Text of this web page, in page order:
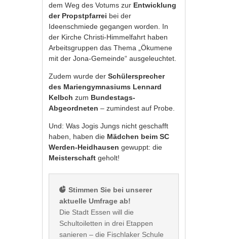
dem Weg des Votums zur Entwicklung
der Propstpfarrei bei der
Ideenschmiede gegangen worden. In
der Kirche Christi-Himmelfahrt haben
Arbeitsgruppen das Thema „Ökumene
mit der Jona-Gemeinde“ ausgeleuchtet.
Zudem wurde derSchülersprecher
des Mariengymnasiums Lennard
Kelbch zum Bundestags-
Abgeordneten – zumindest auf Probe.
Und: Was Jogis Jungs nicht geschafft
haben, haben die Mädchen beim SC
Werden-Heidhausen gewuppt: die
Meisterschaft geholt!
Stimmen Sie bei unserer
aktuelle Umfrage ab!
Die Stadt Essen will die
Schultoiletten in drei Etappen
sanieren – die Fischlaker Schule